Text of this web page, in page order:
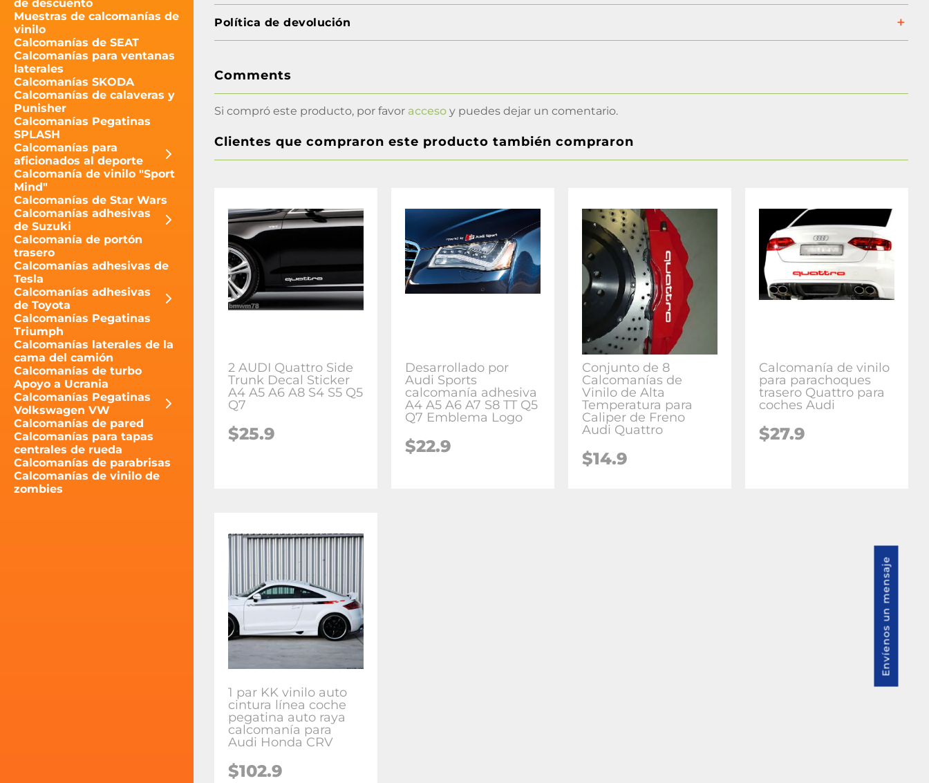
de descuento
Muestras de calcomanías de
vinilo
Calcomanías de SEAT
Calcomanías para ventanas
laterales
Calcomanías SKODA
Calcomanías de calaveras y
Punisher
Calcomanías Pegatinas
SPLASH
Calcomanías para
aficionados al deporte
Calcomanía de vinilo "Sport
Mind"
Calcomanías de Star Wars
Calcomanías adhesivas
de Suzuki
Calcomanía de portón
trasero
Calcomanías adhesivas de
Tesla
Calcomanías adhesivas
de Toyota
Calcomanías Pegatinas
Triumph
Calcomanías laterales de la
cama del camión
Calcomanías de turbo
Apoyo a Ucrania
Calcomanías Pegatinas
Volkswagen VW
Calcomanías de pared
Calcomanías para tapas
centrales de rueda
Calcomanías de parabrisas
Calcomanías de vinilo de
zombies
Política de devolución
Comments
Si compró este producto, por favor acceso y puedes dejar un comentario.
Clientes que compraron este producto también compraron
2 AUDI Quattro Side
Trunk Decal Sticker
A4 A5 A6 A8 S4 S5 Q5
Q7
$25.9
Desarrollado por
Audi Sports
calcomanía adhesiva
A4 A5 A6 A7 S8 TT Q5
Q7 Emblema Logo
$22.9
Conjunto de 8
Calcomanías de
Vinilo de Alta
Temperatura para
Caliper de Freno
Audi Quattro
$14.9
Calcomanía de vinilo
para parachoques
trasero Quattro para
coches Audi
$27.9
1 par KK vinilo auto
cintura línea coche
pegatina auto raya
calcomanía para
Audi Honda CRV
$102.9
Envíenos un mensaje